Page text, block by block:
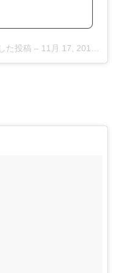
た投稿 – 11月 17, 2016 at 4:24午前 PST